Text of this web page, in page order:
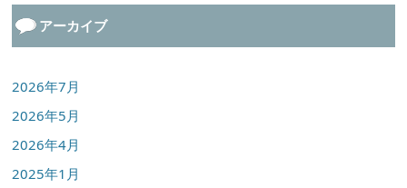
アーカイブ
2026年7月
2026年5月
2026年4月
2025年1月